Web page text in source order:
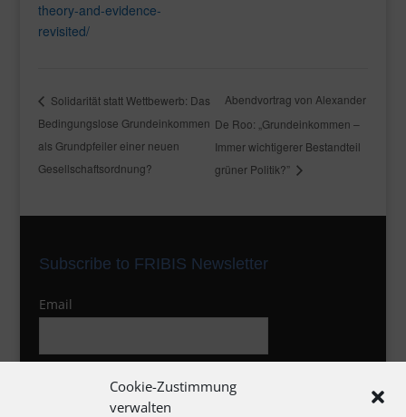
Cookie-Zustimmung
verwalten
theory-and-evidence-
revisited/
Solidarität statt Wettbewerb: Das
Bedingungslose Grundeinkommen
als Grundpfeiler einer neuen
Gesellschaftsordnung?
Abendvortrag von Alexander
De Roo: „Grundeinkommen –
Immer wichtigerer Bestandteil
grüner Politik?”
Subscribe to FRIBIS Newsletter
Email